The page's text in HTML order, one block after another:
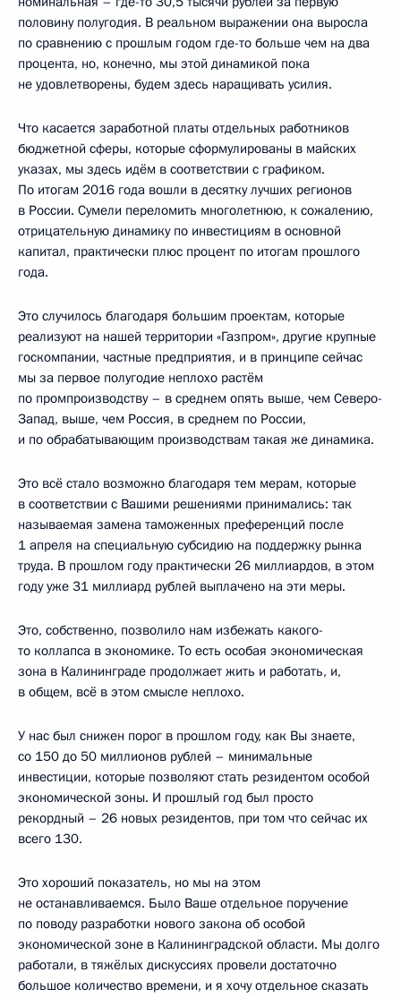
половину полугодия. В реальном выражении она выросла
по сравнению с прошлым годом где-то больше чем на два
процента, но, конечно, мы этой динамикой пока
не удовлетворены, будем здесь наращивать усилия.
Что касается заработной платы отдельных работников
бюджетной сферы, которые сформулированы в майских
указах, мы здесь идём в соответствии с графиком.
По итогам 2016 года вошли в десятку лучших регионов
в России. Сумели переломить многолетнюю, к сожалению,
отрицательную динамику по инвестициям в основной
капитал, практически плюс процент по итогам прошлого
года.
Это случилось благодаря большим проектам, которые
реализуют на нашей территории «Газпром», другие крупные
госкомпании, частные предприятия, и в принципе сейчас
мы за первое полугодие неплохо растём
по промпроизводству – в среднем опять выше, чем Северо-
Запад, выше, чем Россия, в среднем по России,
и по обрабатывающим производствам такая же динамика.
Это всё стало возможно благодаря тем мерам, которые
в соответствии с Вашими решениями принимались: так
называемая замена таможенных преференций после
1 апреля на специальную субсидию на поддержку рынка
труда. В прошлом году практически 26 миллиардов, в этом
году уже 31 миллиард рублей выплачено на эти меры.
Это, собственно, позволило нам избежать какого-
то коллапса в экономике. То есть особая экономическая
зона в Калининграде продолжает жить и работать, и,
в общем, всё в этом смысле неплохо.
У нас был снижен порог в прошлом году, как Вы знаете,
со 150 до 50 миллионов рублей – минимальные
инвестиции, которые позволяют стать резидентом особой
экономической зоны. И прошлый год был просто
рекордный – 26 новых резидентов, при том что сейчас их
всего 130.
Это хороший показатель, но мы на этом
не останавливаемся. Было Ваше отдельное поручение
по поводу разработки нового закона об особой
экономической зоне в Калининградской области. Мы долго
работали, в тяжёлых дискуссиях провели достаточно
большое количество времени, и я хочу отдельное сказать